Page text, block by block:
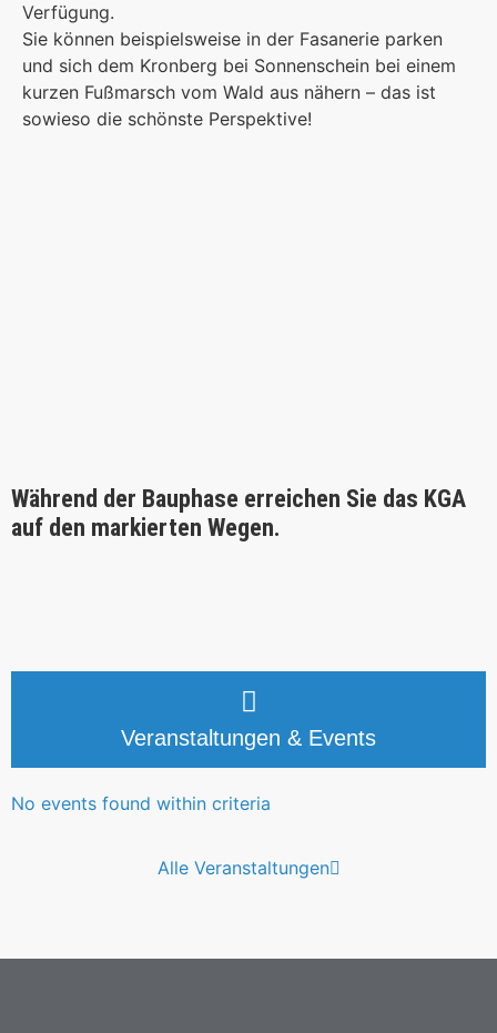
Verfügung.
Sie können beispielsweise in der Fasanerie parken
und sich dem Kronberg bei Sonnenschein bei einem
kurzen Fußmarsch vom Wald aus nähern – das ist
sowieso die schönste Perspektive!
Während der Bauphase erreichen Sie das KGA
auf den markierten Wegen.
Veranstaltungen & Events
No events found within criteria
Alle Veranstaltungen